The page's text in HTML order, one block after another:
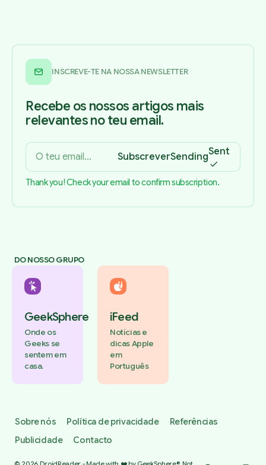
INSCREVE-TE NA NOSSA NEWSLETTER
Recebe os nossos artigos mais
relevantes no teu email.
SubscreverSendingSent
Thank you! Check your email to confirm subscription.
DO NOSSO GRUPO
GeekSphere
Onde os
Geeks se
sentem em
casa.
iFeed
Notícias e
dicas Apple
em
Português
Sobre nós Política de privacidade
Referências
Publicidade
Contacto